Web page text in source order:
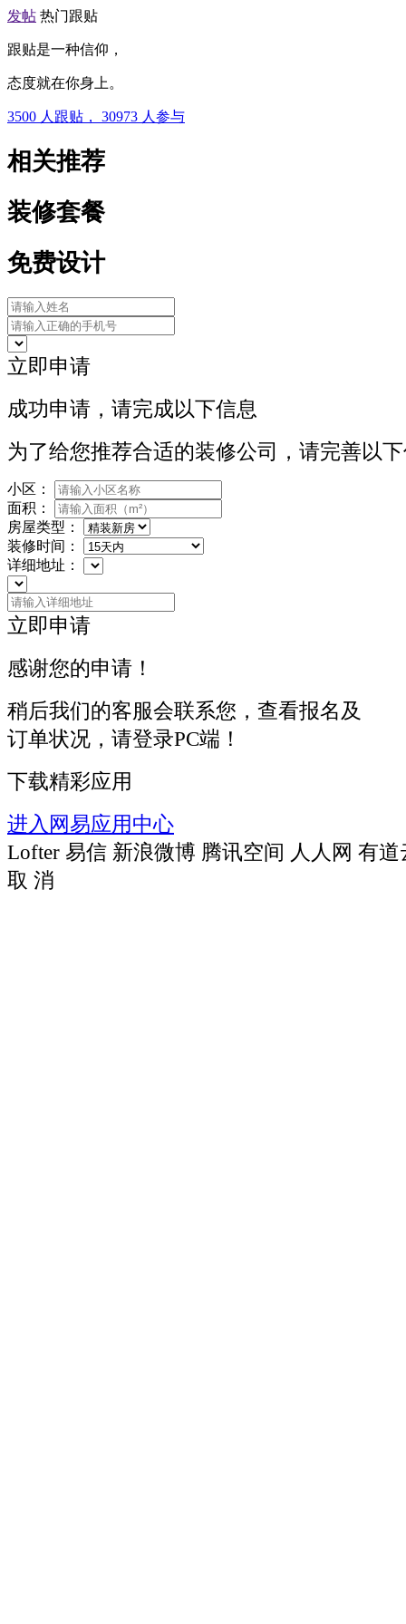
发帖 热门跟贴
跟贴是一种信仰，
态度就在你身上。
3500 人跟贴， 30973 人参与
相关推荐
装修套餐
免费设计
立即申请
成功申请，请完成以下信息
为了给您推荐合适的装修公司，请完善以
小区：
面积：
房屋类型：
装修时间：
详细地址：
立即申请
感谢您的申请！
稍后我们的客服会联系您，查看报名及
订单状况，请登录PC端！
下载精彩应用
进入网易应用中心
Lofter 易信 新浪微博 腾讯空间 人人网 有道
取 消